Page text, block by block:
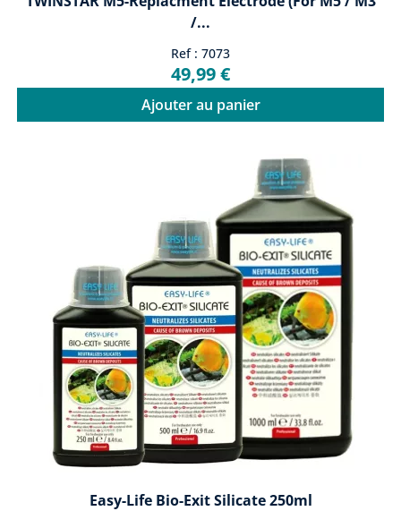
/...
Ref : 7073
49,99 €
Ajouter au panier
Easy-Life Bio-Exit Silicate 250ml